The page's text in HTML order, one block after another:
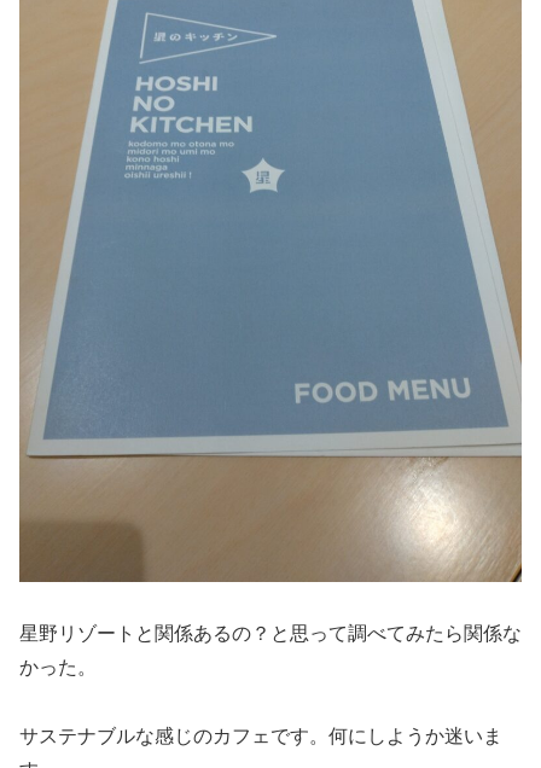
星野リゾートと関係あるの？と思って調べてみたら関係な
かった。
サステナブルな感じのカフェです。何にしようか迷いま